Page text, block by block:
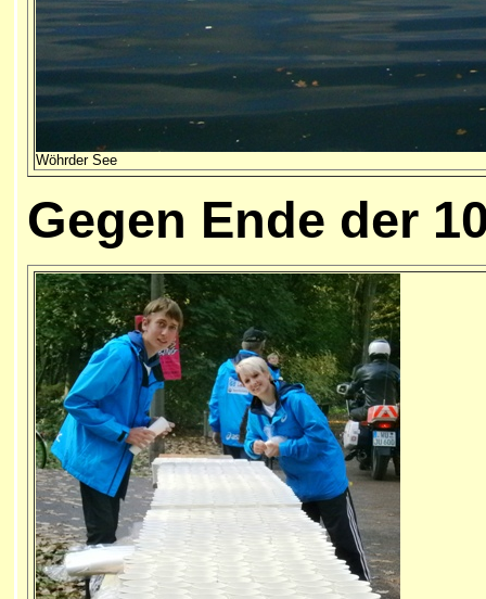
Wöhrder See
Gegen Ende der